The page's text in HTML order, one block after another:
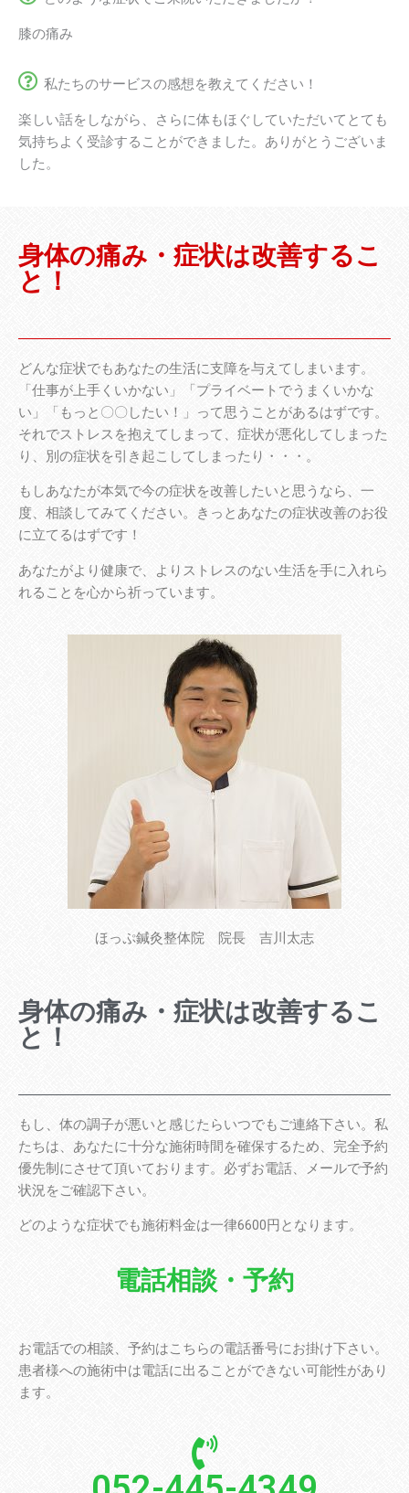
膝の痛み
私たちのサービスの感想を教えてください！
楽しい話をしながら、さらに体もほぐしていただいてとても
気持ちよく受診することができました。ありがとうございま
した。
身体の痛み・症状は改善するこ
と！
どんな症状でもあなたの生活に支障を与えてしまいます。
「仕事が上手くいかない」「プライベートでうまくいかな
い」「もっと〇〇したい！」って思うことがあるはずです。
それでストレスを抱えてしまって、症状が悪化してしまった
り、別の症状を引き起こしてしまったり・・・。
もしあなたが本気で今の症状を改善したいと思うなら、一
度、相談してみてください。きっとあなたの症状改善のお役
に立てるはずです！
あなたがより健康で、よりストレスのない生活を手に入れら
れることを心から祈っています。
ほっぷ鍼灸整体院 院長 吉川太志
身体の痛み・症状は改善するこ
と！
もし、体の調子が悪いと感じたらいつでもご連絡下さい。私
たちは、あなたに十分な施術時間を確保するため、完全予約
優先制にさせて頂いております。必ずお電話、メールで予約
状況をご確認下さい。
どのような症状でも施術料金は一律6600円となります。
電話相談・予約
お電話での相談、予約はこちらの電話番号にお掛け下さい。
患者様への施術中は電話に出ることができない可能性があり
ます。